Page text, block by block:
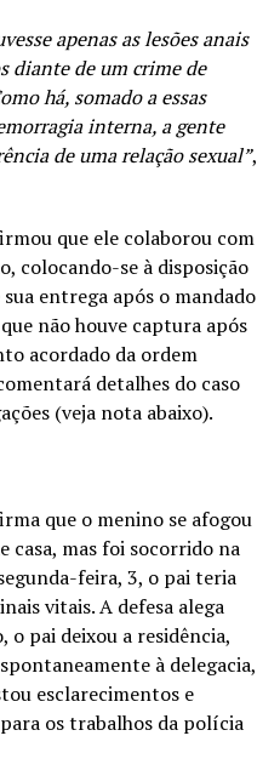
apenas as lesões anais
diante de um crime de
há, somado a essas
interna, a gente
de uma relação sexual”,
que ele colaborou com
colocando-se à disposição
entrega após o mandado
não houve captura após
acordado da ordem
detalhes do caso
(veja nota abaixo).
que o menino se afogou
casa, mas foi socorrido na
feira, 3, o pai teria
vitais. A defesa alega
o pai deixou a residência,
à delegacia,
esclarecimentos e
os trabalhos da polícia